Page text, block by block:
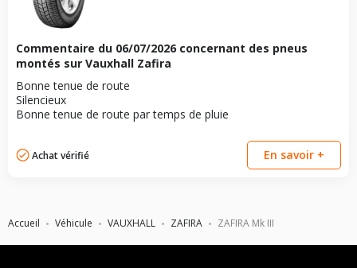
Accueil Véhicule VAUXHALL ZAFIRA ZAFIRA Mk III
Commentaire du 06/07/2026 concernant des pneus
montés sur Vauxhall Zafira
Bonne tenue de route
Silencieux
Bonne tenue de route par temps de pluie
Achat vérifié En savoir +